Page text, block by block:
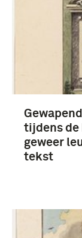
Prenten
Meer
tijdens de
geweer
tekst